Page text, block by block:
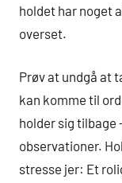
holdet har noget
overset.
Prøv at undgå at
kan komme til
holder sig tilbage
observationer.
stresse jer: Et